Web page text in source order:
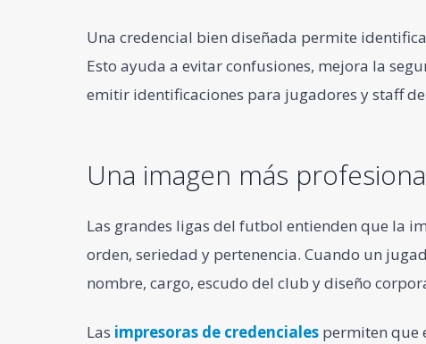
Una credencial bien diseñada permite
Esto ayuda a evitar confusiones, mejora la
emitir identificaciones para jugadores y staff
Una imagen más
Las grandes ligas del futbol entienden que la
orden, seriedad y pertenencia. Cuando un
nombre, cargo, escudo del club y diseño
Las impresoras de credenciales permiten que